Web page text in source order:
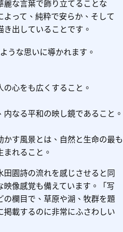
麗な言葉で飾り立てることな
よって、純粋で安らか、そして
出していることです。
うな思いに導かれます。
の心をも広くすること。
内なる平和の映し鏡であること。
かす風景とは、自然と生命の最も
れること。
園詩の流れを感じさせると同
像感覚も備えています。「写
の欄目で、草原や湖、牧群を題
載するのに非常にふさわしい